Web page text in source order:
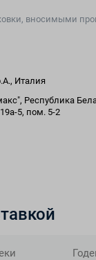
вносимыми
Италия
Республика
5, пом. 5-2